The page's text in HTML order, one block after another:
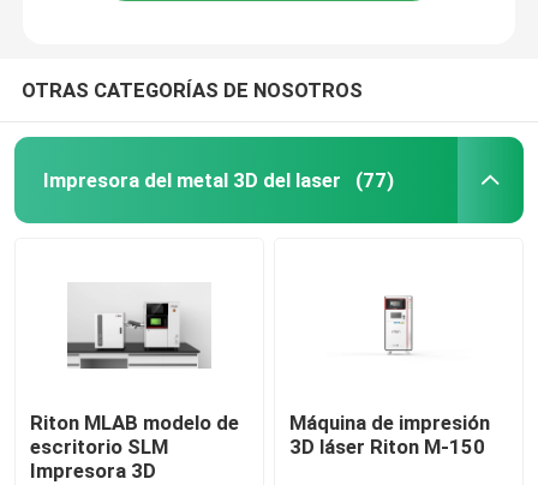
Sobre nosotros
OTRAS CATEGORÍAS DE NOSOTROS
Impresora del metal 3D del laser (77)
Riton MLAB modelo de
escritorio SLM
Impresora 3D
Máquina de impresión
3D láser Riton M-150